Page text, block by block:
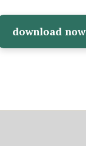
download now